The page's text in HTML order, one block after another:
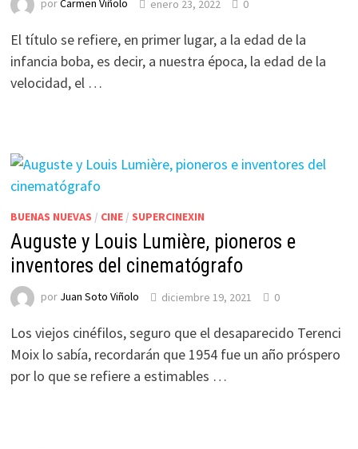
porCarmen Viñolo enero 23, 2022 0
El título se refiere, en primer lugar, a la edad de la
infancia boba, es decir, a nuestra época, la edad de la
velocidad, el …
BUENAS NUEVAS / CINE/ SUPERCINEXIN
Auguste y Louis Lumière, pioneros e
inventores del cinematógrafo
por Juan Soto Viñolo diciembre 19, 2021 0
Los viejos cinéfilos, seguro que el desaparecido Terenci
Moix lo sabía, recordarán que 1954 fue un año próspero
por lo que se refiere a estimables …